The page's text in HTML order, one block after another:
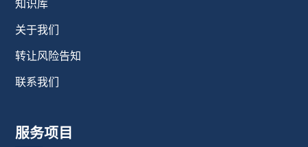
知识库
关于我们
转让风险告知
联系我们
服务项目